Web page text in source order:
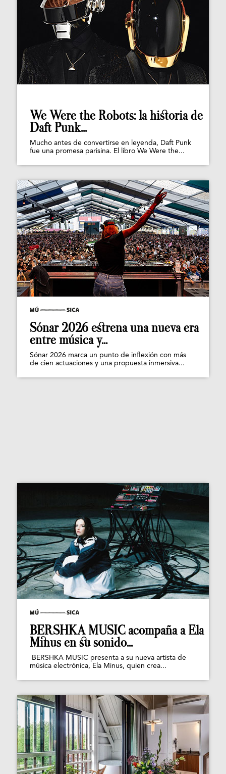
We Were the Robots: la historia de
Daft Punk...
Mucho antes de convertirse en leyenda, Daft Punk
fue una promesa parisina. El libro We Were the...
Sónar 2026 estrena una nueva era
entre música y...
Sónar 2026 marca un punto de inflexión con más
de cien actuaciones y una propuesta inmersiva...
BERSHKA MUSIC acompaña a Ela
Minus en su sonido...
BERSHKA MUSIC presenta a su nueva artista de
música electrónica, Ela Minus, quien crea...